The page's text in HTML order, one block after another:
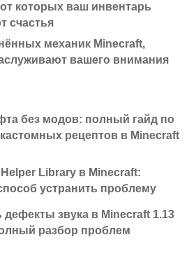
которых ваш инвентарь
счастья
механик Minecraft,
вашего внимания
без модов: полный гайд по
рецептов в Minecraft
Library в Minecraft:
устранить проблему
дефекты звука в Minecraft 1.13
разбор проблем